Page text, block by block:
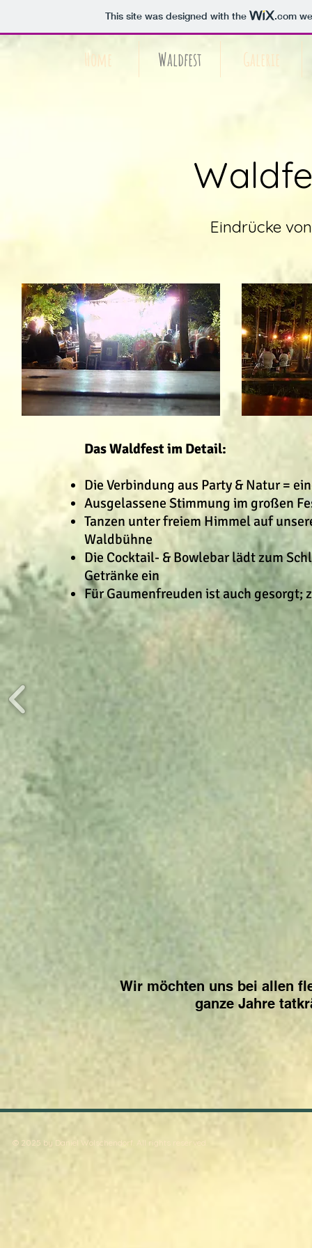
This site was designed with the .com
Home Waldfest Galerie
Eindrücke
Das Waldfest im Detail:
Die Verbindung aus Party & Natur =
Ausgelassene Stimmung im großen
Tanzen unter freiem Himmel auf
Waldbühne
Die Cocktail- & Bowlebar lädt zum
Getränke ein
Für Gaumenfreuden ist auch
Wir möchten uns bei allen
ganze Jahre
© 2025 by Daniel Wolschendorf. All rights reserved.